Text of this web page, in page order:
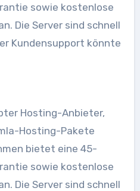
sowie kostenlose
Die Server sind schnell
Kundensupport könnte
Hosting-Anbieter,
Hosting-Pakete
bietet eine 45-
sowie kostenlose
Die Server sind schnell